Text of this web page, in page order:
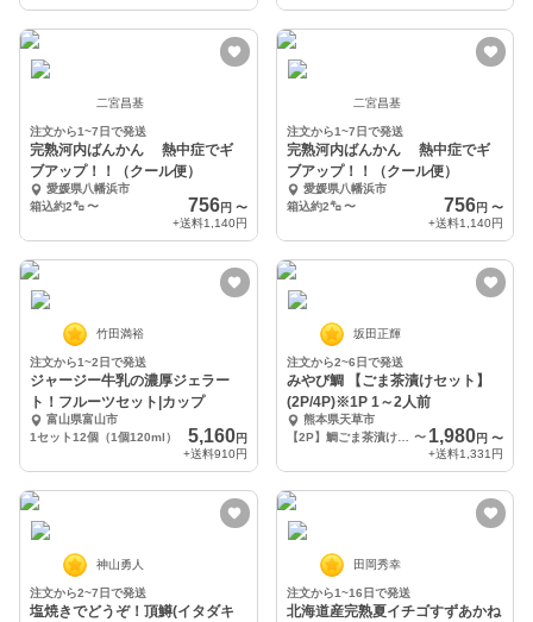
二宮昌基
注文から1~7日で発送
完熟河内ばんかん 熱中症でギ
ブアップ！！（クール便）
愛媛県八幡浜市
箱込約2㌔〜 756円 〜
+送料1,140円
二宮昌基
注文から1~7日で発送
完熟河内ばんかん 熱中症でギ
ブアップ！！（クール便）
愛媛県八幡浜市
箱込約2㌔ 〜 756円 〜
+送料1,140円
竹田満裕
注文から1~2日で発送
ジャージー牛乳の濃厚ジェラー
ト！フルーツセット|カップ
富山県富山市
1セット12個（1個120ml）
5,160円
+送料910円
坂田正輝
注文から2~6日で発送
みやび鯛 【ごま茶漬けセット】
(2P/4P)※1P 1～2人前
熊本県天草市
【2P】鯛ごま茶漬け2Pセット
〜 1,980円 〜
+送料1,331円
神山勇人
注文から2~7日で発送
塩焼きでどうぞ！頂鱒(イタダキ
田岡秀幸
注文から1~16日で発送
北海道産完熟夏イチゴすずあかね